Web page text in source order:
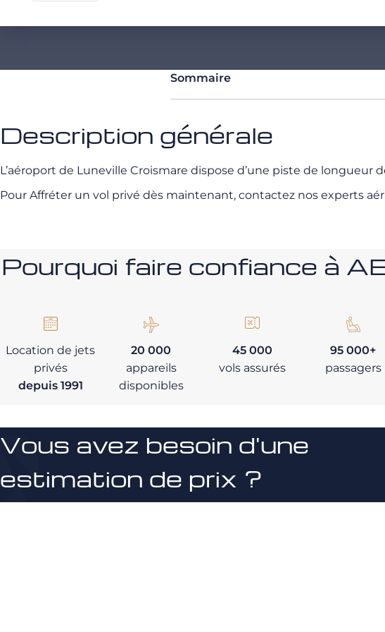
Sommaire
Description générale
L’aéroport de Luneville Croismare dispose d’une piste de
Pour Affréter un vol privé dès maintenant, contactez nos experts
Pourquoi faire confiance à
Location de jets
privés
depuis 1991
20 000
appareils
disponibles
45 000
vols assurés
95 000+
passagers
Vous avez besoin d'une
estimation de prix ?